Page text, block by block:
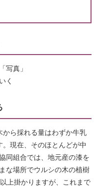
真」
く
ら採れる量はわずか牛乳
現在、そのほとんどが中
同組合では、地元産の漆を
な場所でウルシの木の植樹
上掛かりますが、これまで